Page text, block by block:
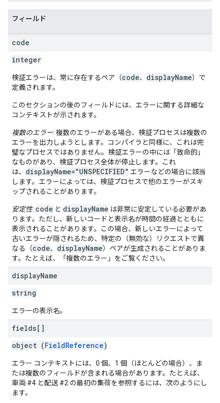
フィールド
code
integer
検証エラーは、常に存在するペア（code、 displayName）で
定義されます。
このセクションの後のフィールドには、エラーに関する詳細な
コンテキストが示されます。
複数のエラー: 複数のエラーがある場合、検証プロセスは複数の
エラーを出力しようとします。コンパイラと同様に、これは完
璧なプロセスではありません。検証エラーの中には「致命的」
なものがあり、検証プロセス全体が停止します。これ
は、 displayName="UNSPECIFIED" エラーなどの場合に該当
します。エラーによっては、検証プロセスで他のエラーがスキ
ップされることがあります。
安定性: code と displayName は非常に安定している必要があ
ります。ただし、新しいコードと表示名が時間の経過とともに
表示されることがあります。この場合、新しいエラーによって
古いエラーが隠されるため、特定の（無効な）リクエストで異
なる（code、 displayName）ペアが生成されることがありま
す。たとえば、「複数のエラー」をご覧ください。
displayName
string
エラーの表示名。
fields[]
object (FieldReference)
エラー コンテキストには、0 個、1 個（ほとんどの場合）、ま
たは複数のフィールドが含まれる場合があります。たとえば、
車両 #4 と配送 #2 の最初の集荷を参照するには、次のようにし
ます。